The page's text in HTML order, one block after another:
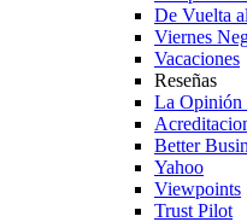
De Vuelta
Viernes
Vacaciones
Reseñas
La Opinión
Better
Yahoo
Viewpoints
Trust Pilot